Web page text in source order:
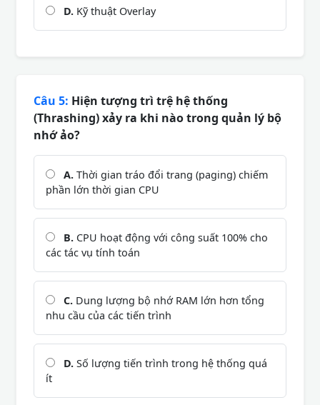
D. Kỹ thuật Overlay
Câu 5: Hiện tượng trì trệ hệ thống
(Thrashing) xảy ra khi nào trong quản lý bộ
nhớ ảo?
A. Thời gian tráo đổi trang (paging) chiếm
phần lớn thời gian CPU
B. CPU hoạt động với công suất 100% cho
các tác vụ tính toán
C. Dung lượng bộ nhớ RAM lớn hơn tổng
nhu cầu của các tiến trình
D. Số lượng tiến trình trong hệ thống quá
ít